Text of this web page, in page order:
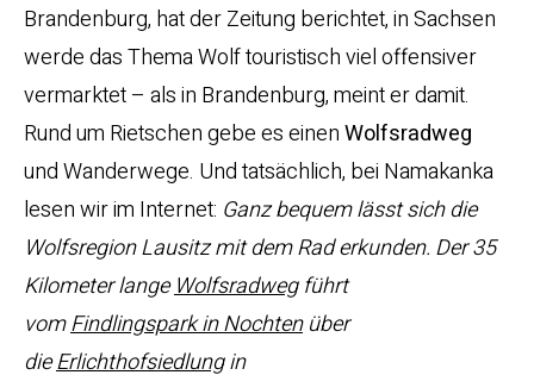
Brandenburg, hat der Zeitung berichtet, in Sachsen
werde das Thema Wolf touristisch viel offensiver
vermarktet – als in Brandenburg, meint er damit.
Rund um Rietschen gebe es einenWolfsradweg
und Wanderwege. Und tatsächlich, bei Namakanka
lesen wir im Internet: Ganz bequem lässt sich die
Wolfsregion Lausitz mit dem Rad erkunden. Der 35
Kilometer langeWolfsradwegführt
vomFindlingspark in Nochtenüber
dieErlichthofsiedlungin